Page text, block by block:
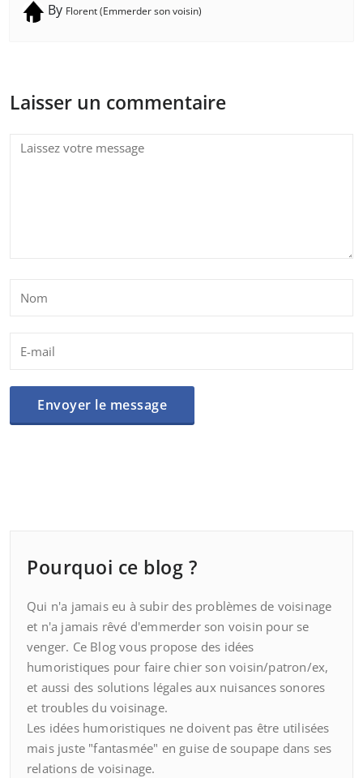
By Florent (Emmerder son voisin)
Laisser un commentaire
Pourquoi ce blog ?
Qui n'a jamais eu à subir des problèmes de voisinage
et n'a jamais rêvé d'emmerder son voisin pour se
venger. Ce Blog vous propose des idées
humoristiques pour faire chier son voisin/patron/ex,
et aussi des solutions légales aux nuisances sonores
et troubles du voisinage.
Les idées humoristiques ne doivent pas être utilisées
mais juste "fantasmée" en guise de soupape dans ses
relations de voisinage.